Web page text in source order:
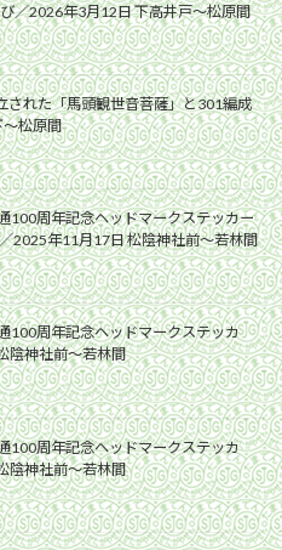
／2026年3月12日 下高井戸〜松原間
された「馬頭観世音菩薩」と301編成
松原間
100周年記念ヘッドマークステッカー
2025年11月17日 松陰神社前〜若林間
100周年記念ヘッドマークステッカ
陰神社前〜若林間
100周年記念ヘッドマークステッカ
陰神社前〜若林間